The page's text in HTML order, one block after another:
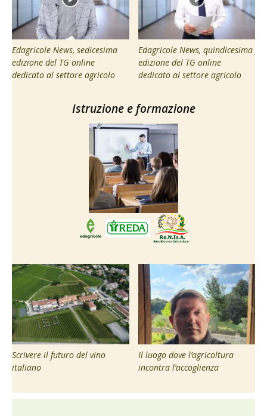
Edagricole News, sedicesima
edizione del TG online
dedicato al settore agricolo
Edagricole News, quindicesima
edizione del TG online
dedicato al settore agricolo
Istruzione e formazione
Scrivere il futuro del vino
italiano
Il luogo dove l’agricoltura
incontra l’accoglienza